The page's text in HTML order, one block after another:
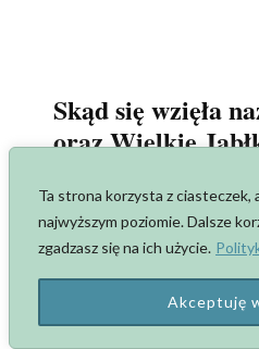
Ta strona korzysta z ciasteczek,
najwyższym poziomie. Dalsze
zgadzasz się na ich użycie.
Akceptuję
Skąd się wzięła
oraz Wielkie
19 KOMENTARZY